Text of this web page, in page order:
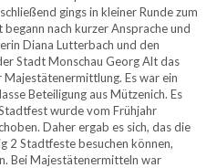
gings in kleiner Runde zum
nach kurzer Ansprache und
Diana Lutterbach und den
Stadt Monschau Georg Alt das
Es war ein
Beteiligung aus Mützenich. Es
wurde vom Frühjahr
Daher ergab es sich, das die
2 Stadtfeste besuchen können,
Bei Majestätenermitteln war